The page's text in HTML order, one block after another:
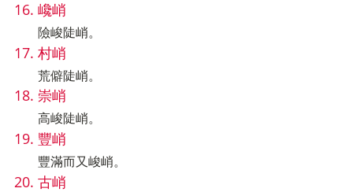
巉峭
險峻陡峭。
村峭
荒僻陡峭。
崇峭
高峻陡峭。
豐峭
豐滿而又峻峭。
古峭